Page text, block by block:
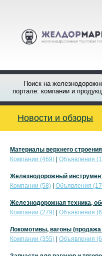
Поиск на
портале: компании и
Новости и обзоры
Материалы верхнего
Компании (469)
Объявления
Железнодорожный
Компании (58)
Объявления
Железнодорожная техника,
Компании (279)
Объявления
Локомотивы, вагоны (продажа
Компании (355)
Объявления